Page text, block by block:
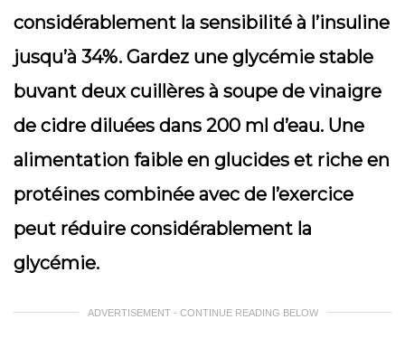
considérablement la sensibilité à l’insuline
jusqu’à 34%. Gardez une glycémie stable
buvant deux cuillères à soupe de vinaigre
de cidre diluées dans 200 ml d’eau. Une
alimentation faible en glucides et riche en
protéines combinée avec de l’exercice
peut réduire considérablement la
glycémie.
ADVERTISEMENT - CONTINUE READING BELOW